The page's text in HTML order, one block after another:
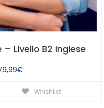
Livello B2 Inglese
originale
€
prezzo
attualeWhishlist